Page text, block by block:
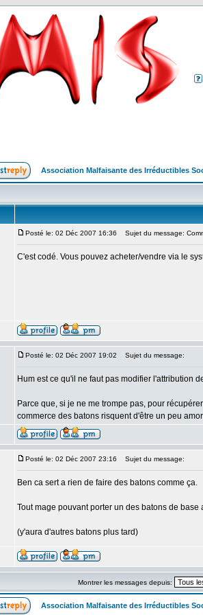
Association Malfaisante des Irréductibles
Posté le: 02 Déc 2007 16:36 Sujet du message:
C'est codé. Vous pouvez acheter/vendre via le
Posté le: 02 Déc 2007 19:02 Sujet du message:
Hum est ce qu'il ne faut pas modifier l'attribution
Parce que, si je ne me trompe pas, pour
commerce des batons risquent d'être un peu
Posté le: 02 Déc 2007 23:16 Sujet du message:
Ben ca sert a rien de faire des batons comme ça.
Tout mage pouvant porter un des batons de
(y'aura d'autres batons plus tard)
Montrer les messages depuis:
Association Malfaisante des Irréductibles